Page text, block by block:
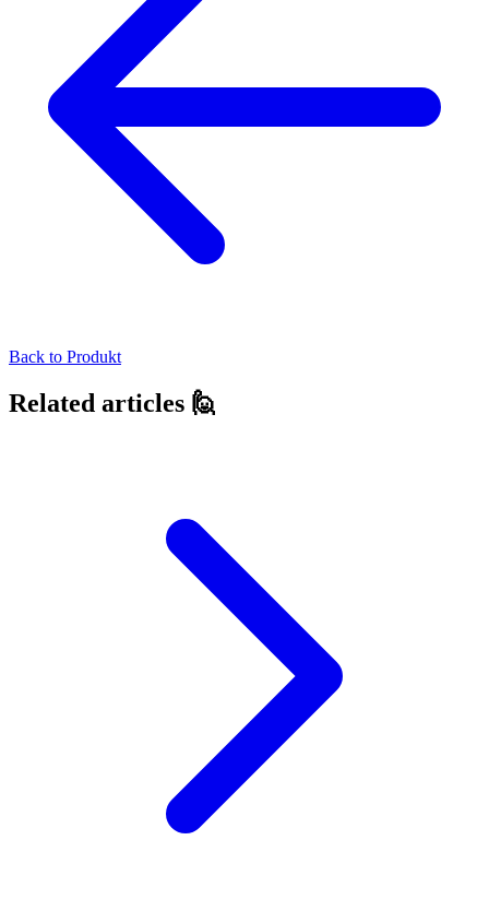
Back to Produkt
Related articles 🙋